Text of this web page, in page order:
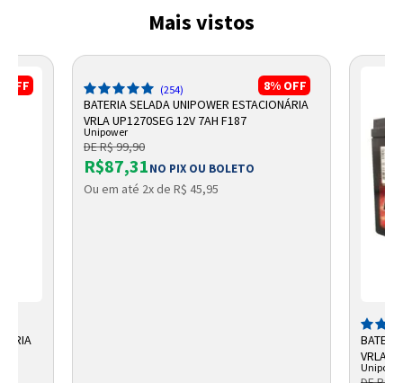
Mais vistos
OFF 8% OFF
(254)
BATERIA SELADA UNIPOWER ESTACIONÁRIA
VRLA UP1270SEG 12V 7AH F187
Unipower
DE R$ 99,90
R$87,31NO PIX OU BOLETO
Ou em até 2x de R$ 45,95
VRLA